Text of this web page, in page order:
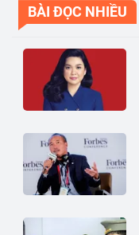
BÀI ĐỌC NHIỀU